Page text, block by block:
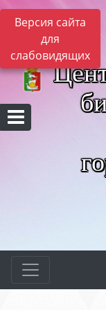
Версия сайта
для
слабовидящих